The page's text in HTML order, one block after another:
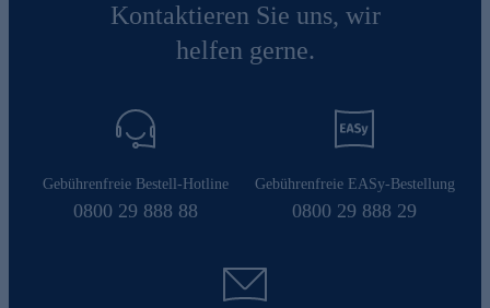
Kontaktieren Sie uns, wir
helfen gerne.
Gebührenfreie Bestell-Hotline
0800 29 888 88
Gebührenfreie EASy-Bestellung
0800 29 888 29